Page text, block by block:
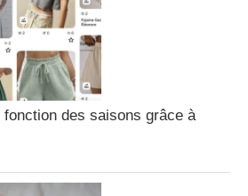
des saisons grâce à